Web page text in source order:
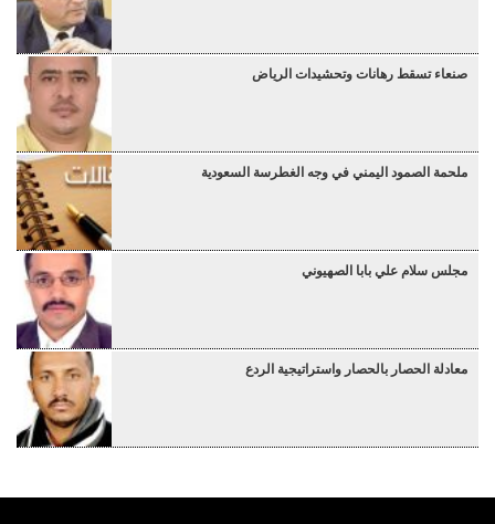
صنعاء تسقط رهانات وتحشيدات الرياض
ملحمة الصمود اليمني في وجه الغطرسة السعودية
مجلس سلام علي بابا الصهيوني
معادلة الحصار بالحصار واستراتيجية الردع